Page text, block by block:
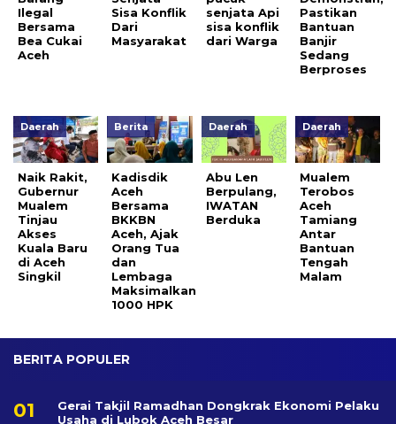
Ilegal
Bersama
Bea Cukai
Aceh
Sisa Konflik
Dari
Masyarakat
senjata Api
sisa konflik
dari Warga
Pastikan
Bantuan
Banjir
Sedang
Berproses
Daerah
Naik Rakit,
Gubernur
Mualem
Tinjau
Akses
Kuala Baru
di Aceh
Singkil
Berita
Kadisdik
Aceh
Bersama
BKKBN
Aceh, Ajak
Orang Tua
dan
Lembaga
Maksimalkan
1000 HPK
Daerah
Abu Len
Berpulang,
IWATAN
Berduka
Daerah
Mualem
Terobos
Aceh
Tamiang
Antar
Bantuan
Tengah
Malam
BERITA POPULER
Gerai Takjil Ramadhan Dongkrak Ekonomi Pelaku
Usaha di Lubok Aceh Besar